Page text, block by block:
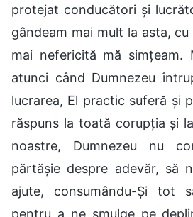
protejat conducători și
gândeam mai mult la asta,
mai nefericită mă simțeam.
atunci când Dumnezeu
lucrarea, El practic suferă și
răspuns la toată corupția și
noastre, Dumnezeu nu
părtășie despre adevăr, să
ajute, consumându-Și tot
pentru a ne smulge pe